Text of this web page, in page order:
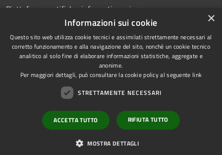
Piattaforma notifiche: informativa privacy
Videosorveglianza
Municipium•Accesso
redazione
×
Informazioni sui cookie
Questo sito web utilizza cookie tecnici e assimilati strettamente necessari al
corretto funzionamento e alla navigazione del sito, nonché un cookie tecnico
analitico al solo fine di elaborare informazioni statistiche, aggregate e
anonime.
Per maggiori dettagli, può consultare la cookie policy al seguente link
STRETTAMENTE NECESSARI
ACCETTA TUTTO RIFIUTA TUTTO
MOSTRA DETTAGLI